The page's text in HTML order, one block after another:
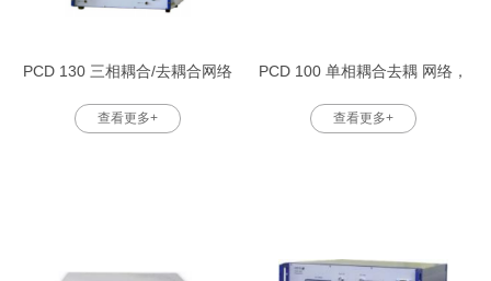
PCD 130 三相耦合/去耦合网络
，用 于浪涌平台
查看更多+
PCD 100 单相耦合去耦 网络，
用于浪涌平 台
查看更多+